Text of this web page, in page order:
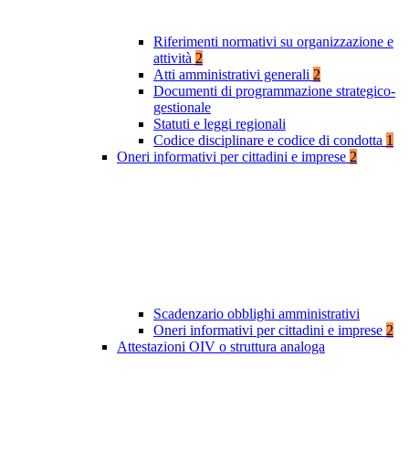
Riferimenti normativi su organizzazione e
attività 2
Atti amministrativi generali 2
Documenti di programmazione strategico-
gestionale
Statuti e leggi regionali
Codice disciplinare e codice di condotta 1
Oneri informativi per cittadini e imprese 2
Scadenzario obblighi amministrativi
Oneri informativi per cittadini e imprese 2
Attestazioni OIV o struttura analoga